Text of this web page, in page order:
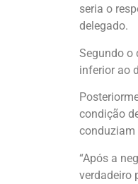
seria o
delegado.
Segundo o
inferior ao
condição
conduziam
“Após a
verdadeiro